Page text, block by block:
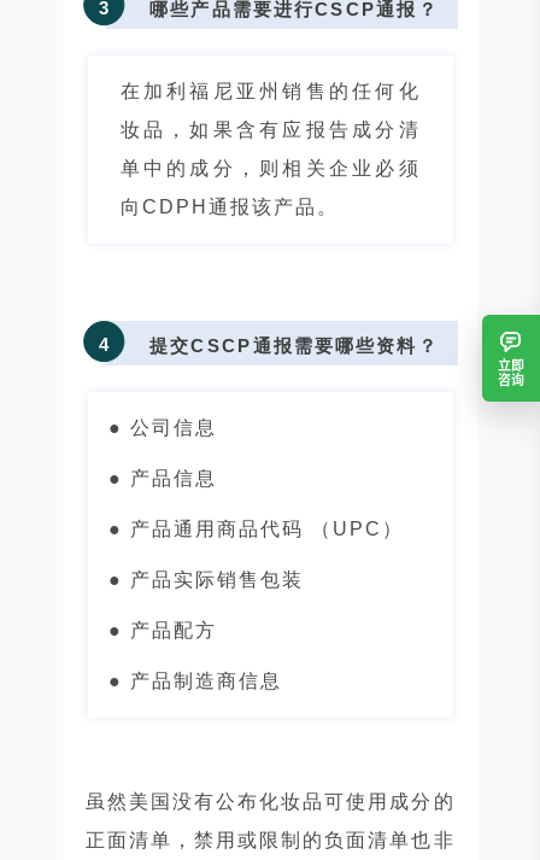
3 哪些产品需要进行CSCP通报？
在加利福尼亚州销售的任何化
妆品，如果含有应报告成分清
单中的成分，则相关企业必须
向CDPH通报该产品。
4 提交CSCP通报需要哪些资料？
● 公司信息
● 产品信息
● 产品通用商品代码 （UPC）
● 产品实际销售包装
● 产品配方
● 产品制造商信息
虽然美国没有公布化妆品可使用成分的
正面清单，禁用或限制的负面清单也非
立即
咨询